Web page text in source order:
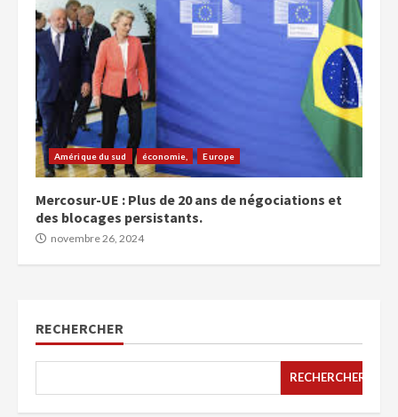
Amérique du sud économie, Europe
Mercosur-UE : Plus de 20 ans de négociations et
des blocages persistants.
novembre 26, 2024
RECHERCHER
RECHERCHER